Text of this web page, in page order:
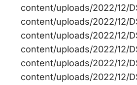
content/uploads/2022/12/
content/uploads/2022/12/
content/uploads/2022/12/
content/uploads/2022/12/
content/uploads/2022/12/
content/uploads/2022/12/